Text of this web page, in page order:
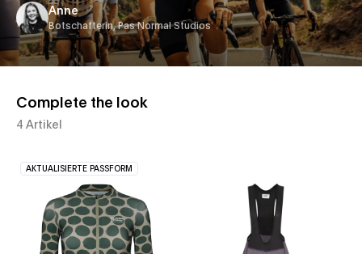
Anne
Botschafterin, Pas Normal Studios
Complete the look
4 Artikel
AKTUALISIERTE PASSFORM